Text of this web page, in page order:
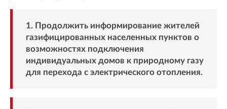
1️. Продолжить информирование жителей
газифицированных населенных пунктов о
возможностях подключения
индивидуальных домов к природному газу
для перехода с электрического отопления.